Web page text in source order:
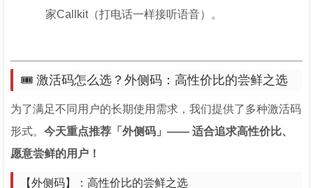
家Callkit（打电话一样接听语音）。
🎟️ 激活码怎么选？外侧码：高性价比的尝鲜之选
为了满足不同用户的长期使用需求，我们提供了多种激活码
形式。今天重点推荐「外侧码」—— 适合追求高性价比、
愿意尝鲜的用户！
【外侧码】：高性价比的尝鲜之选